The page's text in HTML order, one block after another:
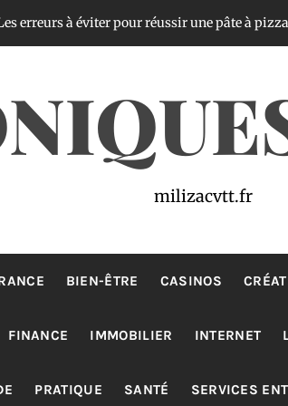
éviter pour réussir une pâte à pizza maison
milizacvtt.fr
BIEN-ÊTRE CASINOS
FINANCE IMMOBILIER INTERNET
PRATIQUE SANTÉ SERVICES